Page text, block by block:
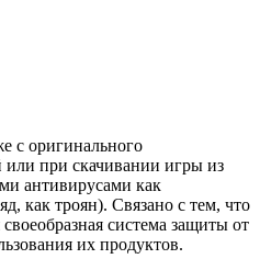
с оригинального
или при скачивании игры из
антивирусами как
как троян). Связано с тем, что
система защиты от
их продуктов.